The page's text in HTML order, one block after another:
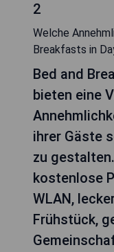
2
Welche
Breakfasts in
Bed and
bieten eine
ihrer Gäste
zu
kostenlose
WLAN,
Frühstück,